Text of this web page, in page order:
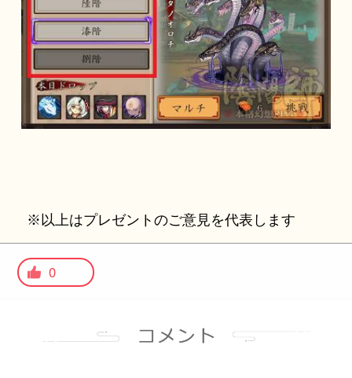
※以上はプレゼントのご意見を代表します
0